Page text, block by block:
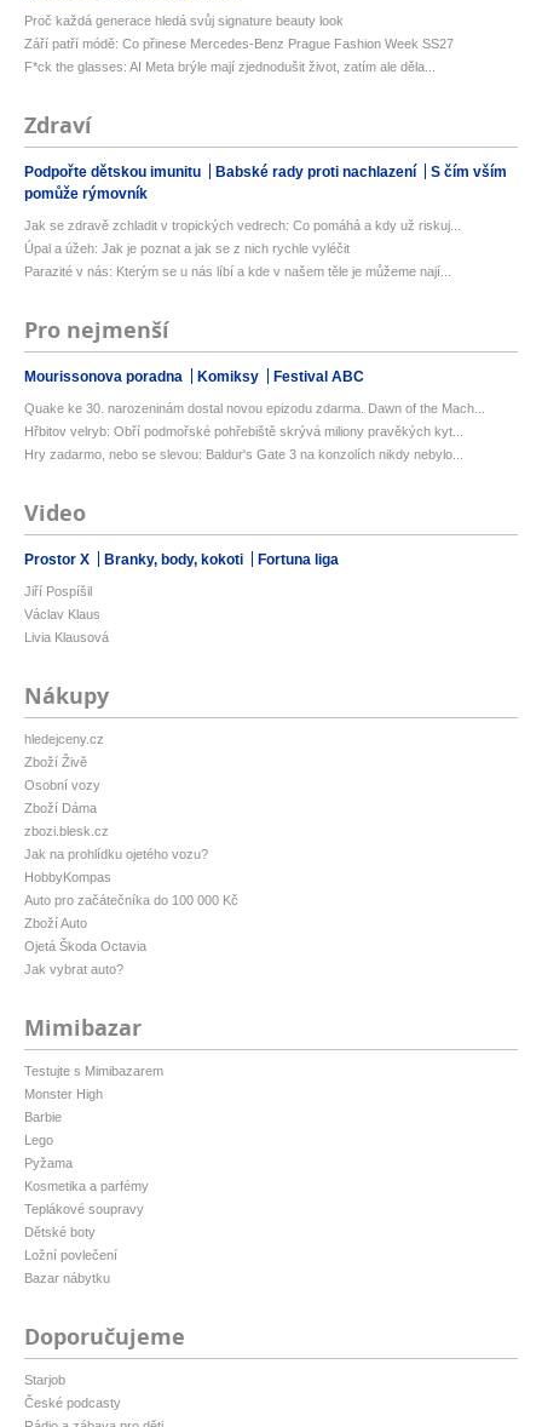
Proč každá generace hledá svůj signature beauty look
Září patří módě: Co přinese Mercedes-Benz Prague Fashion Week SS27
F*ck the glasses: AI Meta brýle mají zjednodušit život, zatím ale děla...
Zdraví
Podpořte dětskou imunitu Babské rady proti nachlazení
S čím vším
pomůže rýmovník
Jak se zdravě zchladit v tropických vedrech: Co pomáhá a kdy už riskuj...
Úpal a úžeh: Jak je poznat a jak se z nich rychle vyléčit
Parazité v nás: Kterým se u nás líbí a kde v našem těle je můžeme nají...
Pro nejmenší
Mourissonova poradna Komiksy Festival ABC
Quake ke 30. narozeninám dostal novou epizodu zdarma. Dawn of the Mach...
Hřbitov velryb: Obří podmořské pohřebiště skrývá miliony pravěkých kyt...
Hry zadarmo, nebo se slevou: Baldur's Gate 3 na konzolích nikdy nebylo...
Video
Prostor X Branky, body, kokoti Fortuna liga
Jiří Pospíšil
Václav Klaus
Livia Klausová
Nákupy
hledejceny.cz
Zboží Živě
Osobní vozy
Zboží Dáma
zbozi.blesk.cz
Jak na prohlídku ojetého vozu?
HobbyKompas
Auto pro začátečníka do 100 000 Kč
Zboží Auto
Ojetá Škoda Octavia
Jak vybrat auto?
Mimibazar
Testujte s Mimibazarem
Monster High
Barbie
Lego
Pyžama
Kosmetika a parfémy
Teplákové soupravy
Dětské boty
Ložní povlečení
Bazar nábytku
Doporučujeme
Starjob
České podcasty